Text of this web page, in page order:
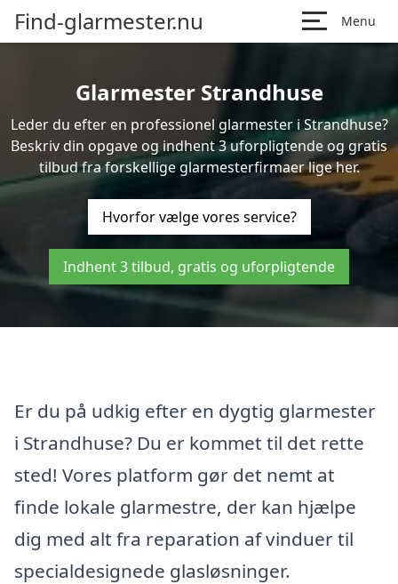
Find-glarmester.nu Menu
Glarmester Strandhuse
Leder du efter en professionel glarmester i Strandhuse?
Beskriv din opgave og indhent 3 uforpligtende og gratis
tilbud fra forskellige glarmesterfirmaer lige her.
Hvorfor vælge vores service?
Indhent 3 tilbud, gratis og uforpligtende
Er du på udkig efter en dygtig glarmester
i Strandhuse? Du er kommet til det rette
sted! Vores platform gør det nemt at
finde lokale glarmestre, der kan hjælpe
dig med alt fra reparation af vinduer til
specialdesignede glasløsninger.